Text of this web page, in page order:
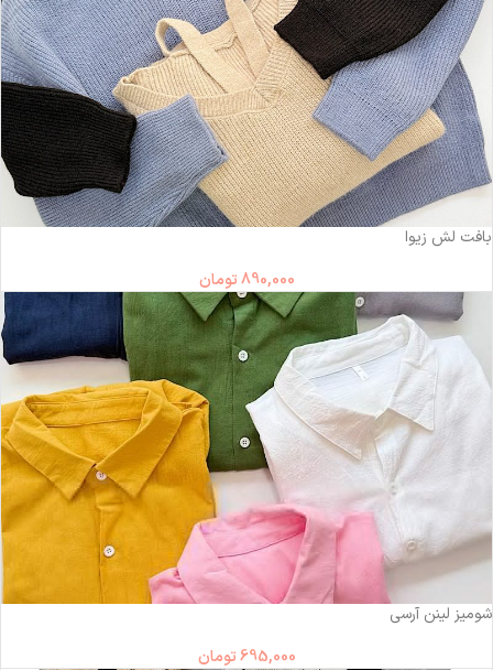
بافت لش زیوا
890,000تومان
شومیز لینن آرسی
695,000تومان